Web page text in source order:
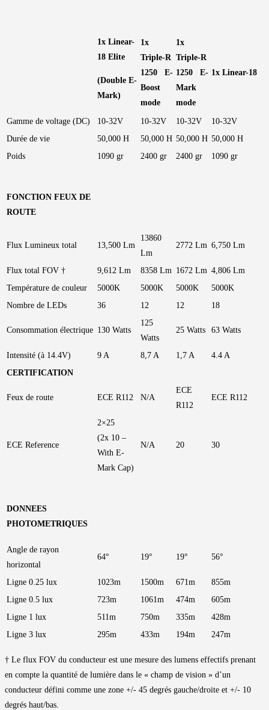
1x Linear-
18 Elite
(Double E-
Mark)
1x
Triple-R
1250 E-
Boost
mode
1x
Triple-R
1250 E-
Mark
mode
1x Linear-18
Gamme de voltage (DC) 10-32V 10-32V 10-32V
10-32V
Durée de vie
50,000 H 50,000 H 50,000 H 50,000 H
Poids
1090 gr 2400 gr 2400 gr 1090 gr
FONCTION FEUX DE
ROUTE
Flux Lumineux total 13,500 Lm
13860
Lm
2772 Lm 6,750 Lm
Flux total FOV † 9,612 Lm 8358 Lm 1672 Lm 4,806 Lm
Température de couleur
5000K 5000K 5000K
5000K
Nombre de LEDs
36 12 12 18
Consommation électrique 130 Watts
125
Watts
25 Watts 63 Watts
Intensité (à 14.4V) 9 A 8,7 A 1,7 A
4.4 A
CERTIFICATION
Feux de route ECE R112 N/A
ECE
R112
ECE R112
ECE Reference
2×25
(2x 10 –
With E-
Mark Cap)
N/A 20 30
DONNEES
PHOTOMETRIQUES
Angle de rayon
horizontal
64° 19° 19° 56°
Ligne 0.25 lux 1023m 1500m 671m
855m
Ligne 0.5 lux
723m 1061m 474m
605m
Ligne 1 lux
511m 750m 335m
428m
Ligne 3 lux
295m 433m 194m 247m
† Le flux FOV du conducteur est une mesure des lumens effectifs prenant
en compte la quantité de lumière dans le « champ de vision » d’un
conducteur défini comme une zone +/- 45 degrés gauche/droite et +/- 10
degrés haut/bas.